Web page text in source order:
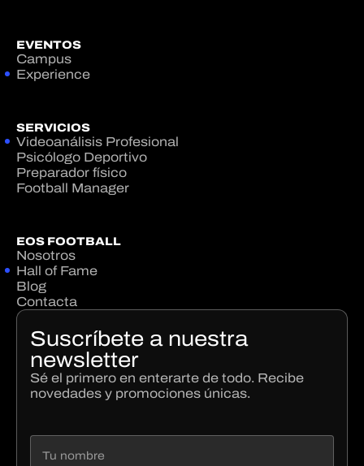
EVENTOS
Campus
Experience
SERVICIOS
Videoanálisis Profesional
Psicólogo Deportivo
Preparador físico
Football Manager
EOS FOOTBALL
Nosotros
Hall of Fame
Blog
Contacta
Suscríbete a nuestra
newsletter
Sé el primero en enterarte de todo. Recibe
novedades y promociones únicas.